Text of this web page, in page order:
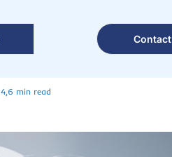
Contact
4,6 min read